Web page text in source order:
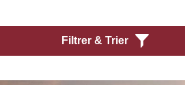
Filtrer & Trier